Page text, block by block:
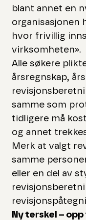
blant annet en
organisasjonen
hvor frivillig
virksomheten».
Alle søkere
årsregnskap,
samme som
tidligere må
og annet
Merk at valgt
samme
eller en del av
Ny terskel –